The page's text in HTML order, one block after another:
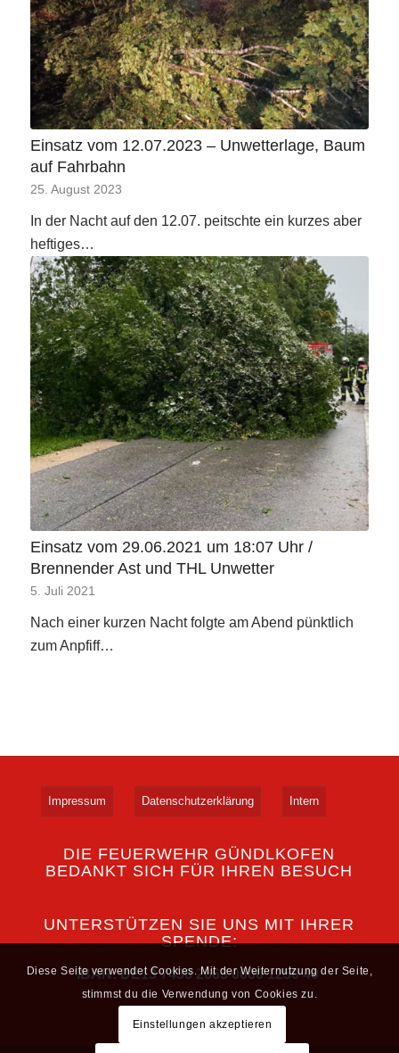
Einsatz vom 12.07.2023 – Unwetterlage, Baum
auf Fahrbahn
25. August 2023
In der Nacht auf den 12.07. peitschte ein kurzes aber
heftiges…
Einsatz vom 29.06.2021 um 18:07 Uhr /
Brennender Ast und THL Unwetter
5. Juli 2021
Nach einer kurzen Nacht folgte am Abend pünktlich
zum Anpfiff…
Impressum Datenschutzerklärung Intern
DIE FEUERWEHR GÜNDLKOFEN
BEDANKT SICH FÜR IHREN BESUCH
UNTERSTÜTZEN SIE UNS MIT IHRER
SPENDE:
IBAN: DE13 7436 2663 0000 1250 40
Diese Seite verwendet Cookies. Mit der Weiternutzung der Seite,
stimmst du die Verwendung von Cookies zu.
Einstellungen akzeptieren